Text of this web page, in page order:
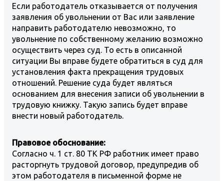
Если работодатель отказывается от получения
заявления об увольнении от Вас или заявление
направить работодателю невозможно, то
увольнение по собственному желанию возможно
осуществить через суд. То есть в описанной
ситуации Вы вправе будете обратиться в суд для
установления факта прекращения трудовых
отношений. Решение суда будет являться
основанием для внесения записи об увольнении в
трудовую книжку. Такую запись будет вправе
внести новый работодатель.
Правовое обоснование:
Согласно ч. 1 ст. 80 ТК РФ работник имеет право
расторгнуть трудовой договор, предупредив об
этом работодателя в письменной форме не